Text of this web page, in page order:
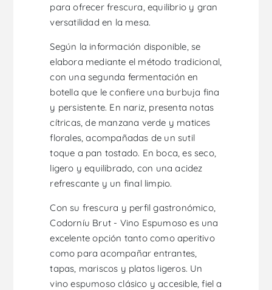
para ofrecer frescura, equilibrio y gran
versatilidad en la mesa.
Según la información disponible, se
elabora mediante el método tradicional,
con una segunda fermentación en
botella que le confiere una burbuja fina
y persistente. En nariz, presenta notas
cítricas, de manzana verde y matices
florales, acompañadas de un sutil
toque a pan tostado. En boca, es seco,
ligero y equilibrado, con una acidez
refrescante y un final limpio.
Con su frescura y perfil gastronómico,
Codorníu Brut - Vino Espumoso es una
excelente opción tanto como aperitivo
como para acompañar entrantes,
tapas, mariscos y platos ligeros. Un
vino espumoso clásico y accesible, fiel a